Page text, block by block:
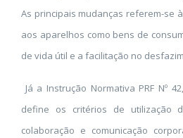
As principais mudanças referem-se
aos aparelhos como bens de
de vida útil e a facilitação no
Já a Instrução Normativa PRF Nº
define os critérios de utilização
colaboração e comunicação